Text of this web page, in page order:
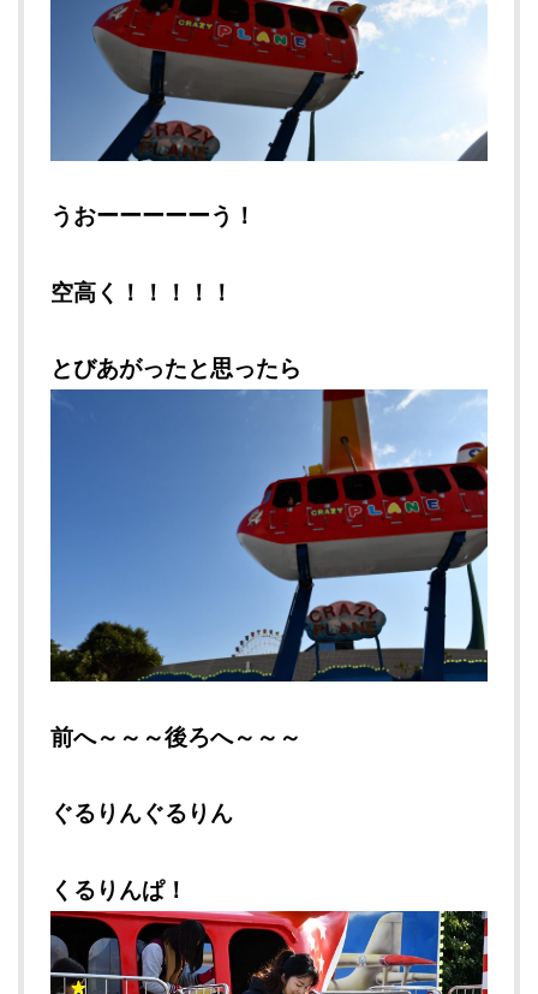
うおーーーーーう！
空高く！！！！！
とびあがったと思ったら
前へ～～～後ろへ～～～
ぐるりんぐるりん
くるりんぱ！